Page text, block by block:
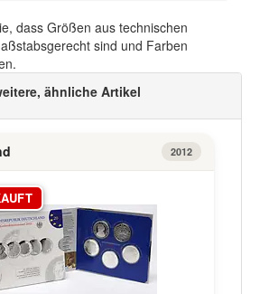
dass Größen aus technischen
sind und Farben
ähnliche Artikel
2012